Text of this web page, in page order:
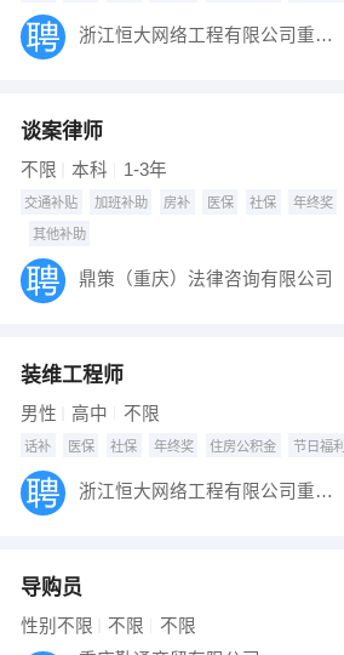
浙江恒大网络工程有限公司重庆分公司
谈案律师
不限 本科 1-3年
交通补贴 加班补助 房补 医保 社保 年终奖
其他补助
鼎策（重庆）法律咨询有限公司
装维工程师
男性 高中 不限
话补 医保 社保 年终奖 住房公积金 节日福利
浙江恒大网络工程有限公司重庆分公司
导购员
性别不限 不限 不限